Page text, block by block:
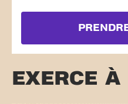
EXERCE À